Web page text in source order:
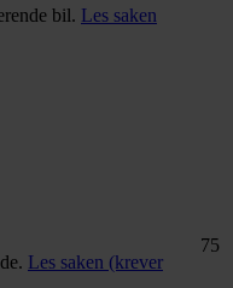
bil. Les saken
Les saken (krever
75